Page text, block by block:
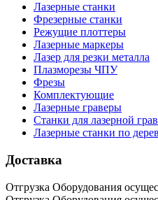
Лазерные станки
Фрезерные станки
Режущие плоттеры
Лазерные маркеры
Лазер для резки металла
Плазморезы ЧПУ
Фрезы
Комплектующие
Лазерные граверы
Станки для лазерной
Лазерные станки по
Доставка
Отгрузка Оборудования